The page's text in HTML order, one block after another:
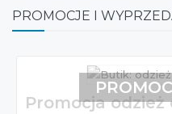
? Jesteś ciekaw czy
kolekcja eButik? Chcesz
Friday 2026i jaki jestrabat
PROMOCJE I
Promocja odzież